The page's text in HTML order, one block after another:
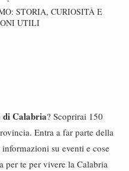
STORIA, CURIOSITÀ E
UTILI
Calabria? Scoprirai 150
Entra a far parte della
su eventi e cose
per te per vivere la Calabria